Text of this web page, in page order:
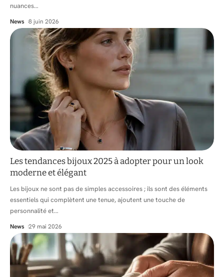
nuances…
News 8 juin 2026
Les tendances bijoux 2025 à adopter pour un look
moderne et élégant
Les bijoux ne sont pas de simples accessoires ; ils sont des éléments
essentiels qui complètent une tenue, ajoutent une touche de
personnalité et…
News 29 mai 2026